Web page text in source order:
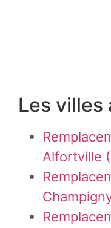
Les villes
Alfortville